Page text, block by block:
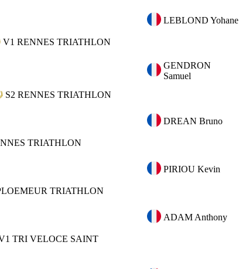
LEBLOND Yohane
V1 RENNES TRIATHLON
GENDRON
Samuel
S2 RENNES TRIATHLON
DREAN Bruno
TRIATHLON
PIRIOU Kevin
TRIATHLON
ADAM Anthony
TRI VELOCE SAINT